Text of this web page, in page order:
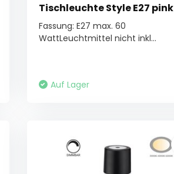
Tischleuchte Style E27 pink
Fassung: E27 max. 60
WattLeuchtmittel nicht inkl...
Auf Lager